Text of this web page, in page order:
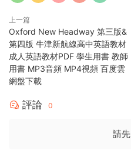
上一篇
Oxford New Headway 第三版&
第四版 牛津新航線高中英語教材
成人英語教材PDF 學生用書 教師
用書 MP3音頻 MP4視頻 百度雲
網盤下載
評論 0
請先